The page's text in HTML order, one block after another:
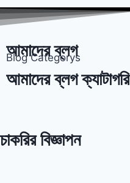
আমাদের ব্লগ
Blog Categorys
আমাদের ব্লগ ক্যাটাগরি
চাকরির বিজ্ঞাপন